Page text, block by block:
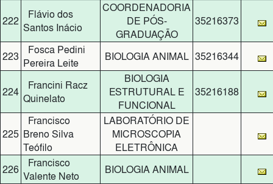
222
Flávio dos
Santos Inácio
COORDENADORIA
DE PÓS-
GRADUAÇÃO
35216373
223
Fosca Pedini
Pereira Leite
BIOLOGIA ANIMAL 35216344
224
Francini Racz
Quinelato
BIOLOGIA
ESTRUTURAL E
FUNCIONAL
35216188
225
Francisco
Breno Silva
Teófilo
LABORATÓRIO DE
MICROSCOPIA
ELETRÔNICA
226
Francisco
Valente Neto
BIOLOGIA ANIMAL